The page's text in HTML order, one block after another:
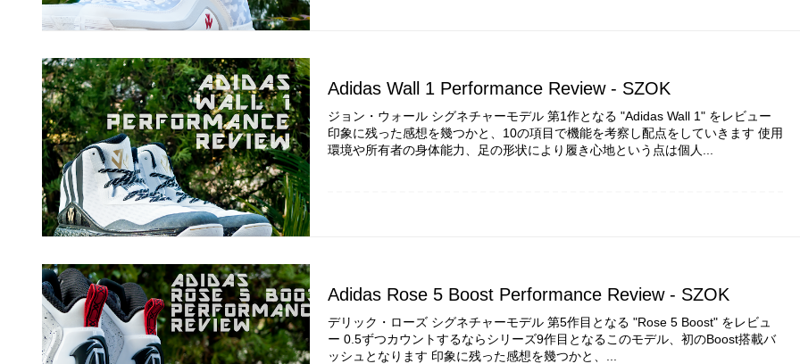
Adidas Wall 1 Performance Review - SZOK
ジョン・ウォール シグネチャーモデル 第1作となる "Adidas Wall 1" をレビュー
印象に残った感想を幾つかと、10の項目で機能を考察し配点をしていきます 使用
環境や所有者の身体能力、足の形状により履き心地という点は個人...
Adidas Rose 5 Boost Performance Review - SZOK
デリック・ローズ シグネチャーモデル 第5作目となる "Rose 5 Boost" をレビュ
ー 0.5ずつカウントするならシリーズ9作目となるこのモデル、初のBoost搭載バ
ッシュとなります 印象に残った感想を幾つかと、...